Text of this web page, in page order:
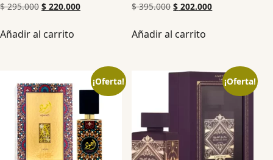
$295.000 $ 220.000
Añadir al carrito
$395.000 $ 202.000
Añadir al carrito
¡Oferta! ¡Oferta!